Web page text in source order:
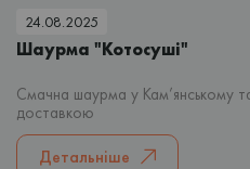
24.08.2025
Шаурма "Котосуші"
Смачна шаурма у Кам’янському
доставкою
Детальніше